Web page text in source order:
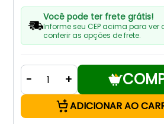
Você pode ter frete grátis!
Informe seu CEP acima para ver
conferir as opções de frete.
- +
ADICIONAR AO